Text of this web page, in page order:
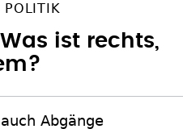
POLITIK
ist rechts,
Abgänge